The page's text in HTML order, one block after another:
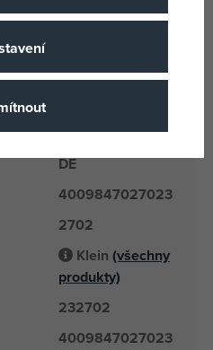
Ano
56x25x20
3 let
DE
4009847027023
2702
Klein (všechny
produkty)
232702
4009847027023